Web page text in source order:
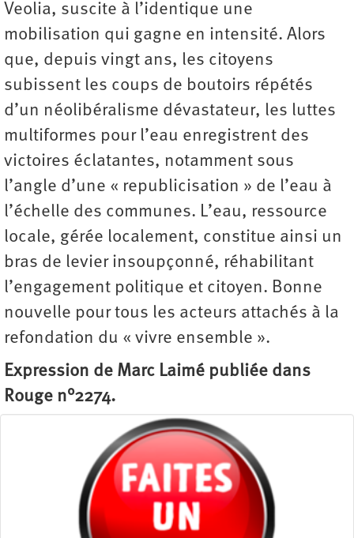
Veolia, suscite à l’identique une
mobilisation qui gagne en intensité. Alors
que, depuis vingt ans, les citoyens
subissent les coups de boutoirs répétés
d’un néolibéralisme dévastateur, les luttes
multiformes pour l’eau enregistrent des
victoires éclatantes, notamment sous
l’angle d’une « republicisation » de l’eau à
l’échelle des communes. L’eau, ressource
locale, gérée localement, constitue ainsi un
bras de levier insoupçonné, réhabilitant
l’engagement politique et citoyen. Bonne
nouvelle pour tous les acteurs attachés à la
refondation du « vivre ensemble ».
Expression de Marc Laimé publiée dans
Rouge n°2274.